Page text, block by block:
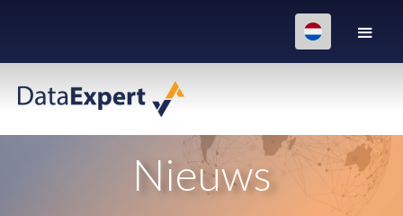
Nieuws